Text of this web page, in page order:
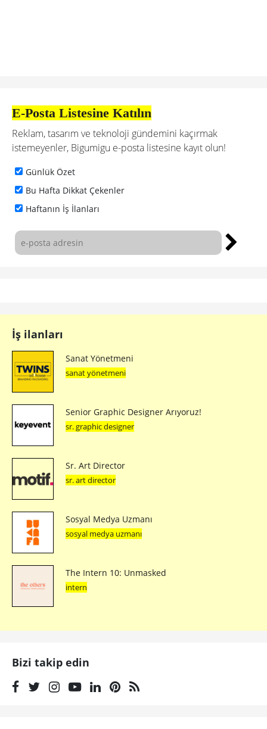
E-Posta Listesine Katılın
Reklam, tasarım ve teknoloji gündemini kaçırmak
istemeyenler, Bigumigu e-posta listesine kayıt olun!
Günlük Özet
Bu Hafta Dikkat Çekenler
Haftanın İş İlanları
İş ilanları
Sanat Yönetmeni
sanat yönetmeni
Senior Graphic Designer Arıyoruz!
sr. graphic designer
Sr. Art Director
sr. art director
Sosyal Medya Uzmanı
sosyal medya uzmanı
The Intern 10: Unmasked
intern
Bizi takip edin